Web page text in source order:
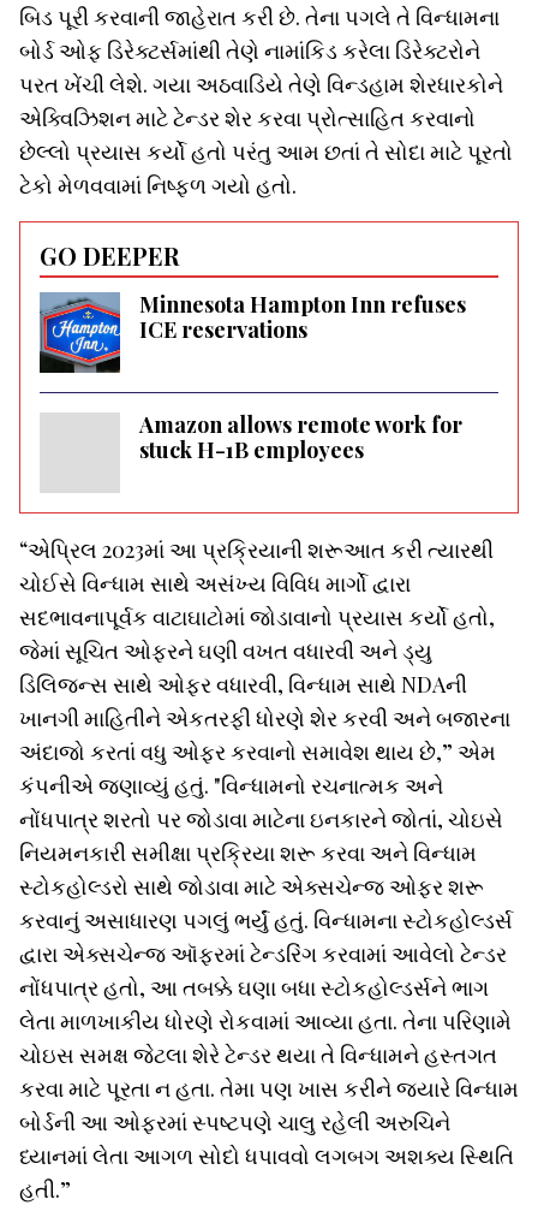
બિડ પૂરી કરવાની જાહેરાત કરી છે. તેના પગલે તે વિન્ધામના
બોર્ડ ઓફ ડિરેક્ટર્સમાંથી તેણે નામાંકિડ કરેલા ડિરેક્ટરોને
પરત ખેંચી લેશે. ગયા અઠવાડિયે તેણે વિન્ડહામ શેરધારકોને
એક્વિઝિશન માટે ટેન્ડર શેર કરવા પ્રોત્સાહિત કરવાનો
છેલ્લો પ્રયાસ કર્યો હતો પરંતુ આમ છતાં તે સોદા માટે પૂરતો
ટેકો મેળવવામાં નિષ્ફળ ગયો હતો.
GO DEEPER
Minnesota Hampton Inn refuses
ICE reservations
Amazon allows remote work for
stuck H-1B employees
“એપ્રિલ 2023માં આ પ્રક્રિયાની શરૂઆત કરી ત્યારથી
ચોઈસે વિન્ધામ સાથે અસંખ્ય વિવિધ માર્ગો દ્વારા
સદભાવનાપૂર્વક વાટાઘાટોમાં જોડાવાનો પ્રયાસ કર્યો હતો,
જેમાં સૂચિત ઓફરને ઘણી વખત વધારવી અને ડ્યુ
ડિલિજન્સ સાથે ઓફર વધારવી, વિન્ધામ સાથે NDAની
ખાનગી માહિતીને એકતરફી ધોરણે શેર કરવી અને બજારના
અંદાજો કરતાં વધુ ઓફર કરવાનો સમાવેશ થાય છે,” એમ
કંપનીએ જણાવ્યું હતું. "વિન્ધામનો રચનાત્મક અને
નોંધપાત્ર શરતો પર જોડાવા માટેના ઇનકારને જોતાં, ચોઇસે
નિયમનકારી સમીક્ષા પ્રક્રિયા શરૂ કરવા અને વિન્ધામ
સ્ટોકહોલ્ડરો સાથે જોડાવા માટે એક્સચેન્જ ઓફર શરૂ
કરવાનું અસાધારણ પગલું ભર્યું હતું. વિન્ધામના સ્ટોકહોલ્ડર્સ
દ્વારા એક્સચેન્જ ઑફરમાં ટેન્ડરિંગ કરવામાં આવેલો ટેન્ડર
નોંધપાત્ર હતો, આ તબક્કે ઘણા બધા સ્ટોકહોલ્ડર્સને ભાગ
લેતા માળખાકીય ધોરણે રોકવામાં આવ્યા હતા. તેના પરિણામે
ચોઇસ સમક્ષ જેટલા શેરે ટેન્ડર થયા તે વિન્ધામને હસ્તગત
કરવા માટે પૂરતા ન હતા. તેમા પણ ખાસ કરીને જ્યારે વિન્ધામ
બોર્ડની આ ઓફરમાં સ્પષ્ટપણે ચાલુ રહેલી અરુચિને
ધ્યાનમાં લેતા આગળ સોદો ધપાવવો લગબગ અશક્ય સ્થિતિ
હતી.”